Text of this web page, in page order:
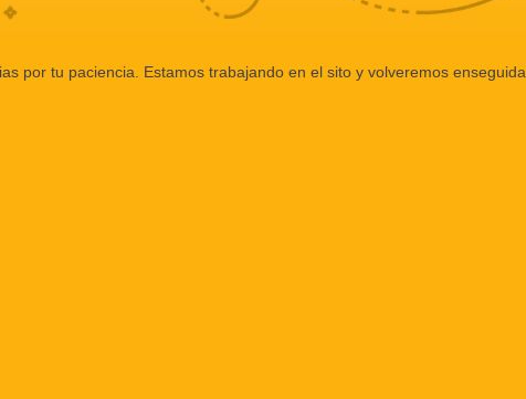
por tu paciencia. Estamos trabajando en el sito y volveremos enseguida.